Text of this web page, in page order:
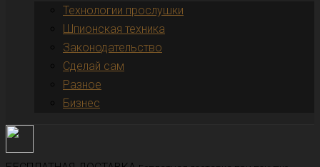
Технологии прослушки
Шпионская техника
Законодательство
Сделай сам
Разное
Бизнес